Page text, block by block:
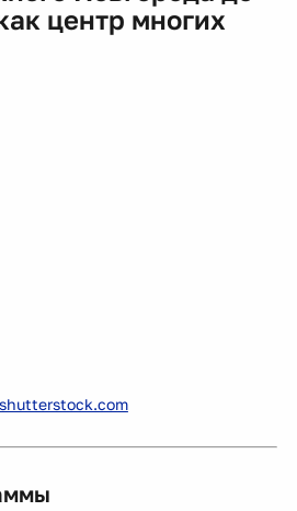
центр многих